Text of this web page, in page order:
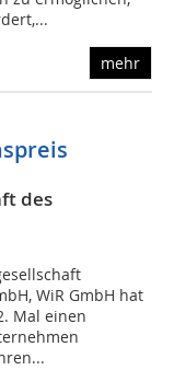
mehr
des
WiR GmbH hat
Mal einen